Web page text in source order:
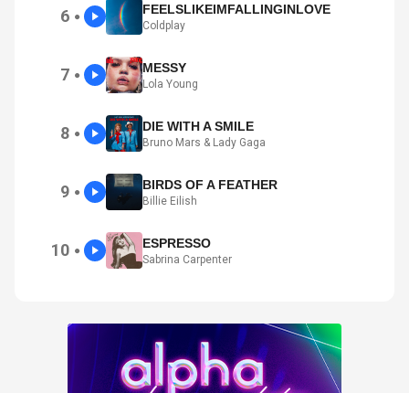
6 ● FEELSLIKEIMFALLINGINLOVE
Coldplay
7 ● MESSY
Lola Young
8 ● DIE WITH A SMILE
Bruno Mars & Lady Gaga
9 ● BIRDS OF A FEATHER
Billie Eilish
10 ● ESPRESSO
Sabrina Carpenter